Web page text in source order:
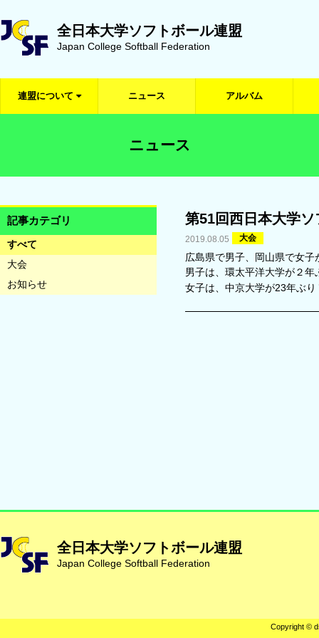
全日本大学ソフトボール連盟
Japan College Softball Federation
連盟について ニュース アルバム
ニュース
記事カテゴリ
すべて
大会
お知らせ
第51回西日本大学
2019.08.05 大会
広島県で男子、岡山県で女
男子は、環太平洋大学が２
女子は、中京大学が23年ぶ
全日本大学ソフトボール連盟
Japan College Softball Federation
Copyright ©